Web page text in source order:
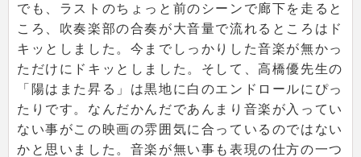
でも、ラストのちょっと前のシーンで廊下を走ると
ころ、吹奏楽部の合奏が大音量で流れるところはド
キッとしました。今までしっかりした音楽が無かっ
ただけにドキッとしました。そして、高橋優先生の
「陽はまた昇る」は黒地に白のエンドロールにぴっ
たりです。なんだかんだであんまり音楽が入ってい
ない事がこの映画の雰囲気に合っているのではない
かと思いました。音楽が無い事も表現の仕方の一つ